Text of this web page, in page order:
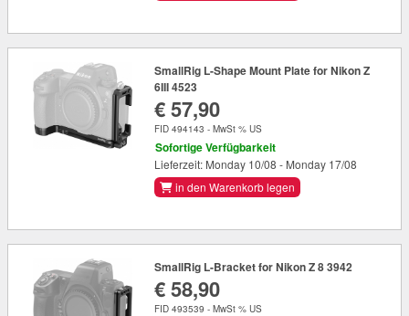
SmallRig L-Shape Mount Plate for Nikon Z
6III 4523
€ 57,90
FID 494143 - MwSt % US
Sofortige Verfügbarkeit
Lieferzeit: Monday 10/08 - Monday 17/08
in den Warenkorb legen
SmallRig L-Bracket for Nikon Z 8 3942
€ 58,90
FID 493539 - MwSt % US